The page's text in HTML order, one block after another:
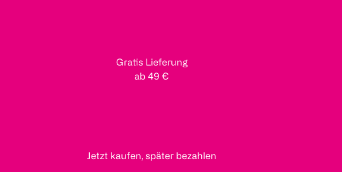
Gratis Lieferung
ab 49 €
Jetzt kaufen, später bezahlen